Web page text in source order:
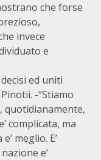
che forse
invece
e
ed uniti
-“Stiamo
quotidianamente,
complicata, ma
meglio. E’
e’